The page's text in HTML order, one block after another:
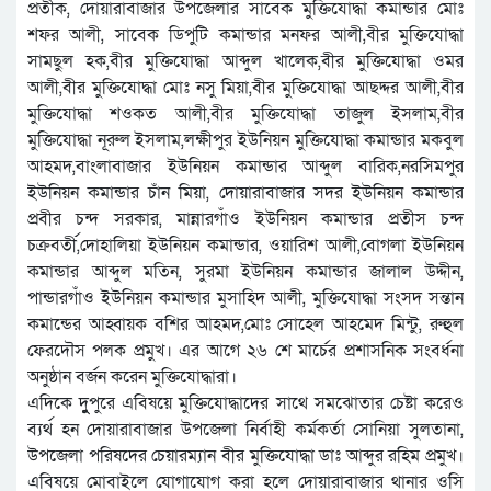
প্রতীক, দোয়ারাবাজার উপজেলার সাবেক মুক্তিযোদ্ধা কমান্ডার মোঃ
শফর আলী, সাবেক ডিপুটি কমান্ডার মনফর আলী,বীর মুক্তিযোদ্ধা
সামছুল হক,বীর মুক্তিযোদ্ধা আব্দুল খালেক,বীর মুক্তিযোদ্ধা ওমর
আলী,বীর মুক্তিযোদ্ধা মোঃ নসু মিয়া,বীর মুক্তিযোদ্ধা আছদ্দর আলী,বীর
মুক্তিযোদ্ধা শওকত আলী,বীর মুক্তিযোদ্ধা তাজুল ইসলাম,বীর
মুক্তিযোদ্ধা নূরুল ইসলাম,লক্ষীপুর ইউনিয়ন মুক্তিযোদ্ধা কমান্ডার মকবুল
আহমদ,বাংলাবাজার ইউনিয়ন কমান্ডার আব্দুল বারিক,নরসিমপুর
ইউনিয়ন কমান্ডার চাঁন মিয়া, দোয়ারাবাজার সদর ইউনিয়ন কমান্ডার
প্রবীর চন্দ সরকার, মান্নারগাঁও ইউনিয়ন কমান্ডার প্রতীস চন্দ
চক্রবর্তী,দোহালিয়া ইউনিয়ন কমান্ডার, ওয়ারিশ আলী,বোগলা ইউনিয়ন
কমান্ডার আব্দুল মতিন, সুরমা ইউনিয়ন কমান্ডার জালাল উদ্দীন,
পান্ডারগাঁও ইউনিয়ন কমান্ডার মুসাহিদ আলী, মুক্তিযোদ্ধা সংসদ সন্তান
কমান্ডের আহ্বায়ক বশির আহমদ,মোঃ সোহেল আহমেদ মিন্টু, রুহুল
ফেরদৌস পলক প্রমুখ। এর আগে ২৬ শে মার্চের প্রশাসনিক সংবর্ধনা
অনুষ্ঠান বর্জন করেন মুক্তিযোদ্ধারা।
এদিকে দুুুুপুরে এবিষয়ে মুক্তিযোদ্ধাদের সাথে সমঝোতার চেষ্টা করেও
ব্যর্থ হন দোয়ারাবাজার উপজেলা নির্বাহী কর্মকর্তা সোনিয়া সুলতানা,
উপজেলা পরিষদের চেয়ারম্যান বীর মুক্তিযোদ্ধা ডাঃ আব্দুর রহিম প্রমুখ।
এবিষয়ে মোবাইলে যোগাযোগ করা হলে দোয়ারাবাজার থানার ওসি